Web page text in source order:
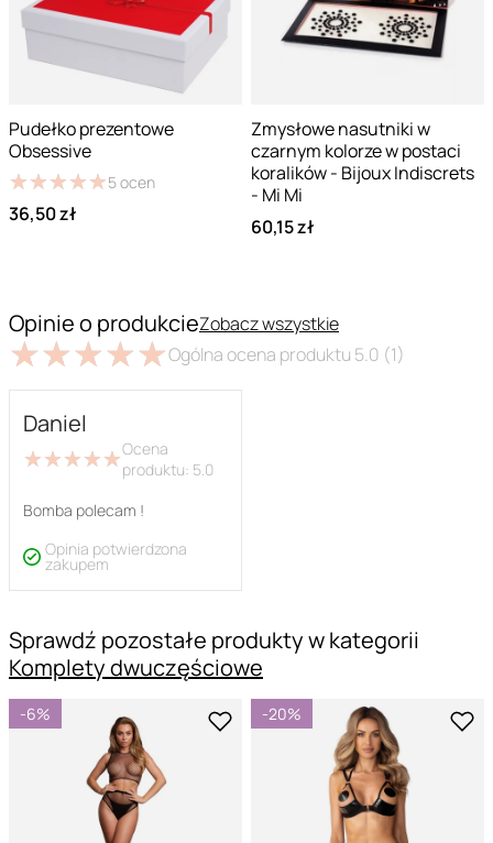
Pudełko prezentowe
Obsessive
★★★★★
★★★★★5ocen
36,50 zł
Zmysłowe nasutniki w
czarnym kolorze w postaci
koralików - Bijoux Indiscrets
- Mi Mi
60,15 zł
Opinie o produkcieZobacz wszystkie
★★★★★
★★★★★Ogólna ocena produktu 5.0 (1)
Daniel
★★★★★
★★★★★Ocena
produktu: 5.0
Bomba polecam !
Opinia potwierdzona
zakupem
Sprawdź pozostałe produkty w kategorii
Komplety dwuczęściowe
-6% -20%